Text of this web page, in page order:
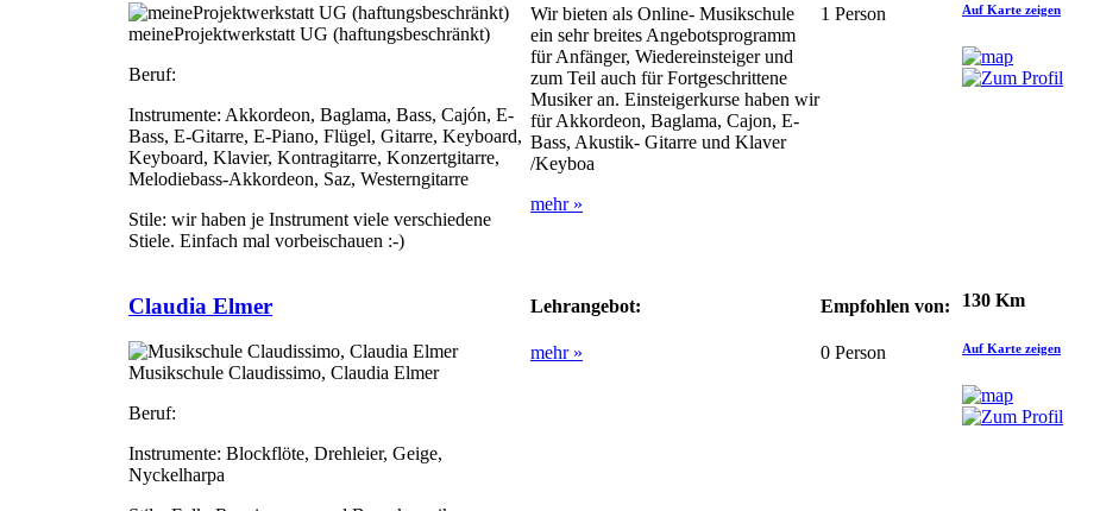
meineProjektwerkstatt UG (haftungsbeschränkt)
Beruf:
Instrumente: Akkordeon, Baglama, Bass, Cajón, E-
Bass, E-Gitarre, E-Piano, Flügel, Gitarre, Keyboard,
Keyboard, Klavier, Kontragitarre, Konzertgitarre,
Melodiebass-Akkordeon, Saz, Westerngitarre
Stile: wir haben je Instrument viele verschiedene
Stiele. Einfach mal vorbeischauen :-)
Wir bieten als Online- Musikschule
ein sehr breites Angebotsprogramm
für Anfänger, Wiedereinsteiger und
zum Teil auch für Fortgeschrittene
Musiker an. Einsteigerkurse haben wir
für Akkordeon, Baglama, Cajon, E-
Bass, Akustik- Gitarre und Klaver
/Keyboa
mehr »
1 Person Auf Karte zeigen
Claudia Elmer
Musikschule Claudissimo, Claudia Elmer
Beruf:
Instrumente: Blockflöte, Drehleier, Geige,
Nyckelharpa
Lehrangebot:
mehr »
Empfohlen von:
0 Person
130 Km
Auf Karte zeigen